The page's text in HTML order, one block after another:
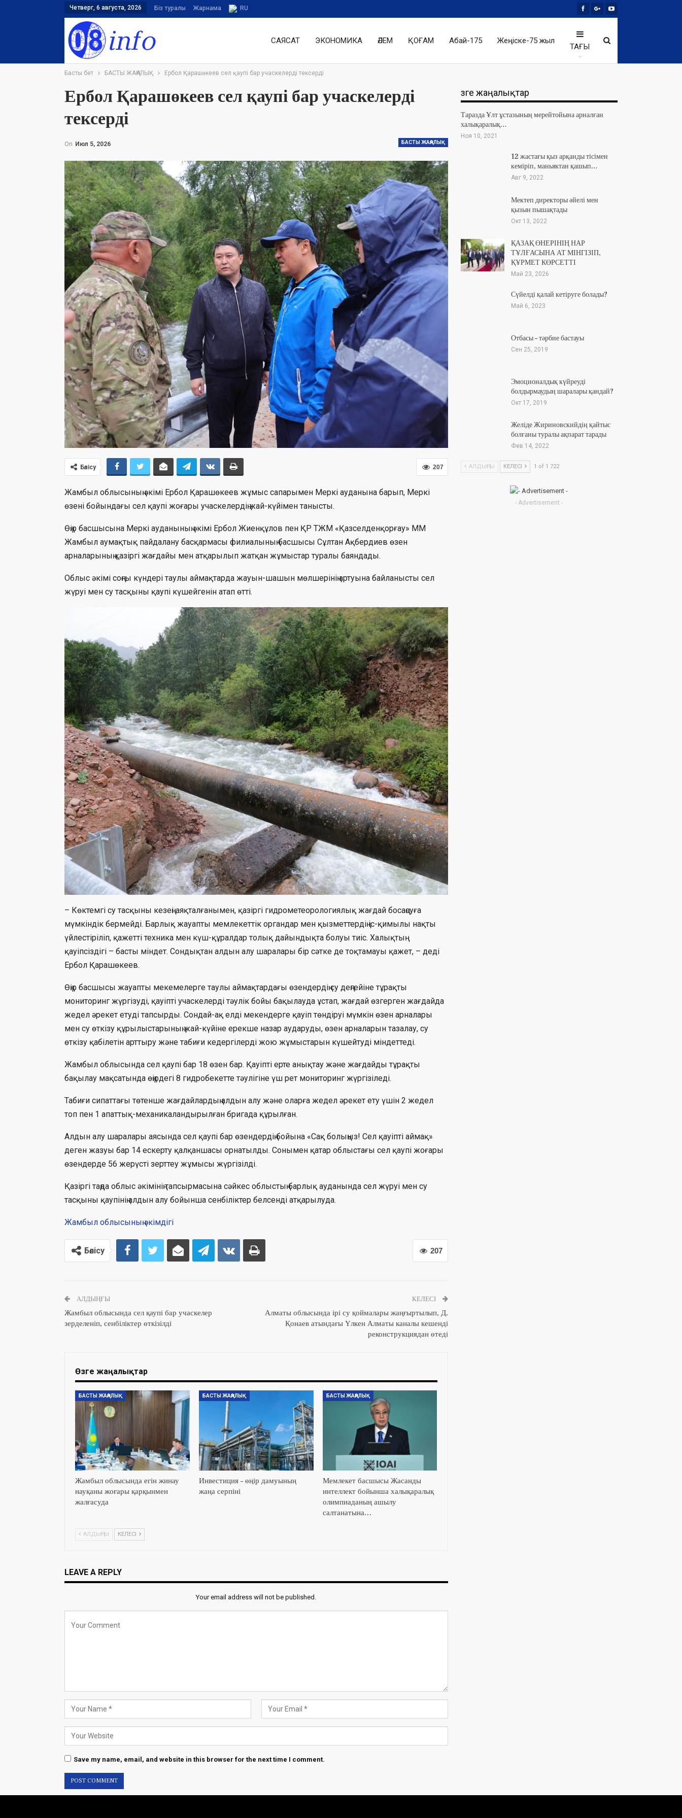
Четверг, 6 августа, 2026 Біз туралы Жарнама RU
САЯСАТ ЭКОНОМИКА ӘЛЕМ ҚОҒАМ Абай-175 Жеңіске-75 жыл
ТАҒЫ
Басты бет БАСТЫ ЖАҢАЛЫҚ Ербол Қарашөкеев сел қаупі бар учаскелерді тексерді
Ербол Қарашөкеев сел қаупі бар учаскелерді
тексерді
БАСТЫ ЖАҢАЛЫҚ
On Июл 5, 2026
207
Бөлісу
Жамбыл облысының әкімі Ербол Қарашөкеев жұмыс сапарымен Меркі ауданына барып, Меркі
өзені бойындағы сел қаупі жоғары учаскелердің жай-күйімен танысты.
Өңір басшысына Меркі ауданының әкімі Ербол Жиенқұлов пен ҚР ТЖМ «Қазселденқорғау» ММ
Жамбыл аумақтық пайдалану басқармасы филиалының басшысы Сұлтан Ақбердиев өзен
арналарының қазіргі жағдайы мен атқарылып жатқан жұмыстар туралы баяндады.
Облыс әкімі соңғы күндері таулы аймақтарда жауын-шашын мөлшерінің артуына байланысты сел
жүруі мен су тасқыны қаупі күшейгенін атап өтті.
– Көктемгі су тасқыны кезеңі аяқталғанымен, қазіргі гидрометеорологиялық жағдай босаңсуға
мүмкіндік бермейді. Барлық жауапты мемлекеттік органдар мен қызметтердің іс-қимылы нақты
үйлестіріліп, қажетті техника мен күш-құралдар толық дайындықта болуы тиіс. Халықтың
қауіпсіздігі – басты міндет. Сондықтан алдын алу шаралары бір сәтке де тоқтамауы қажет, – деді
Ербол Қарашөкеев.
Өңір басшысы жауапты мекемелерге таулы аймақтардағы өзендердің су деңгейіне тұрақты
мониторинг жүргізуді, қауіпті учаскелерді тәулік бойы бақылауда ұстап, жағдай өзгерген жағдайда
жедел әрекет етуді тапсырды. Сондай-ақ елді мекендерге қауіп төндіруі мүмкін өзен арналары
мен су өткізу құрылыстарының жай-күйіне ерекше назар аударуды, өзен арналарын тазалау, су
өткізу қабілетін арттыру және табиғи кедергілерді жою жұмыстарын күшейтуді міндеттеді.
Жамбыл облысында сел қаупі бар 18 өзен бар. Қауіпті ерте анықтау және жағдайды тұрақты
бақылау мақсатында өңірдегі 8 гидробекетте тәулігіне үш рет мониторинг жүргізіледі.
Табиғи сипаттағы төтенше жағдайлардың алдын алу және оларға жедел әрекет ету үшін 2 жедел
топ пен 1 апаттық-механикаландырылған бригада құрылған.
Алдын алу шаралары аясында сел қаупі бар өзендердің бойына «Сақ болыңыз! Сел қауіпті аймақ»
деген жазуы бар 14 ескерту қалқаншасы орнатылды. Сонымен қатар облыстағы сел қаупі жоғары
өзендерде 56 жерүсті зерттеу жұмысы жүргізілді.
Қазіргі таңда облыс әкімінің тапсырмасына сәйкес облыстың барлық ауданында сел жүруі мен су
тасқыны қаупінің алдын алу бойынша сенбіліктер белсенді атқарылуда.
Жамбыл облысының әкімдігі
207
Бөлісу
АЛДЫҢҒЫ
Жамбыл облысында сел қаупі бар учаскелер
зерделеніп, сенбіліктер өткізілді
КЕЛЕСІ
Алматы облысында ірі су қоймалары жаңғыртылып, Д.
Қонаев атындағы Үлкен Алматы каналы кешенді
реконструкциядан өтеді
Өзге жаңалықтар
БАСТЫ ЖАҢАЛЫҚ
Жамбыл облысында егін жинау
науқаны жоғары қарқынмен
жалғасуда
БАСТЫ ЖАҢАЛЫҚ
Инвестиция – өңір дамуының
жаңа серпіні
БАСТЫ ЖАҢАЛЫҚ
Мемлекет басшысы Жасанды
интеллект бойынша халықаралық
олимпиаданың ашылу
салтанатына…
АЛДЫҢҒЫ КЕЛЕСІ
LEAVE A REPLY
Your email address will not be published.
Save my name, email, and website in this browser for the next time I comment.
Өзге жаңалықтар
Таразда Ұлт ұстазының мерейтойына арналған
халықаралық…
Ноя 10, 2021
12 жастағы қыз арқанды тісімен
кеміріп, маньяктан қашып…
Авг 9, 2022
Мектеп директоры әйелі мен
қызын пышақтады
Окт 13, 2022
ҚАЗАҚ ӨНЕРІНІҢ НАР
ТҰЛҒАСЫНА АТ МІНГІЗІП,
ҚҰРМЕТ КӨРСЕТТІ
Май 23, 2026
Сүйелді қалай кетіруге болады?
Май 6, 2023
Отбасы – тәрбие бастауы
Сен 25, 2019
Эмоционалдық күйреуді
болдырмаудың шаралары қандай?
Окт 17, 2019
Желіде Жириновскийдің қайтыс
болғаны туралы ақпарат тарады
Фев 14, 2022
АЛДЫҢҒЫ КЕЛЕСІ 1 of 1 722
- Advertisement -